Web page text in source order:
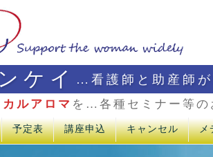
ケイ …看護師と助産師
ルアロマ を…各種セミナー等の
予定表 講座申込 キャンセル メ